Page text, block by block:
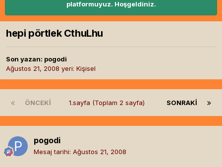
platformuyuz. Hoşgeldiniz.
hepi pörtlek CthuLhu
Son yazan: pogodi
Ağustos 21, 2008 yeri: Kişisel
ÖNCEKI SONRAKI
1.sayfa (Toplam 2 sayfa)
pogodi
Mesaj tarihi: Ağustos 21, 2008